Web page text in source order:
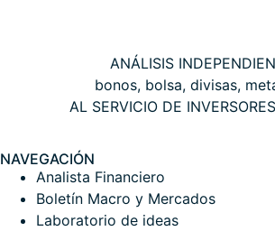
ANÁLISIS
bonos, bolsa, divisas,
AL SERVICIO DE
NAVEGACIÓN
Analista Financiero
Boletín Macro y Mercados
Laboratorio de ideas